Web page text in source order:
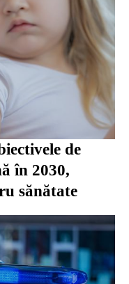
de
în 2030,
sănătate